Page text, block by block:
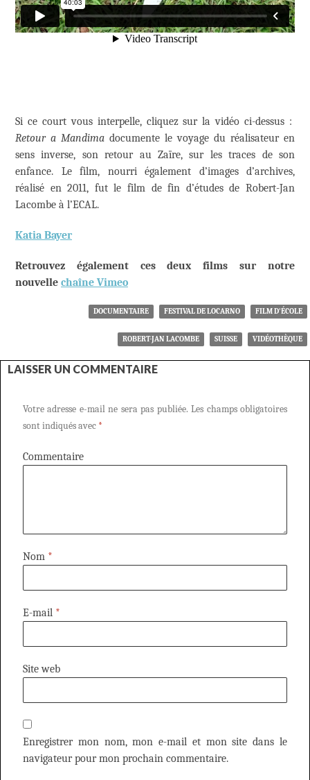
Si ce court vous interpelle, cliquez sur la vidéo ci-dessus :
Retour a Mandima documente le voyage du réalisateur en
sens inverse, son retour au Zaïre, sur les traces de son
enfance. Le film, nourri également d’images d’archives,
réalisé en 2011, fut le film de fin d’études de Robert-Jan
Lacombe à l’ECAL.
Katia Bayer
Retrouvez également ces deux films sur notre
nouvelle chaîne Vimeo
DOCUMENTAIRE FESTIVAL DE LOCARNO FILM D'ÉCOLE
ROBERT-JAN LACOMBE SUISSE VIDÉOTHÈQUE
LAISSER UN COMMENTAIRE
Votre adresse e-mail ne sera pas publiée. Les champs obligatoires
sont indiqués avec *
Commentaire
Nom *
E-mail *
Site web
Enregistrer mon nom, mon e-mail et mon site dans le
navigateur pour mon prochain commentaire.